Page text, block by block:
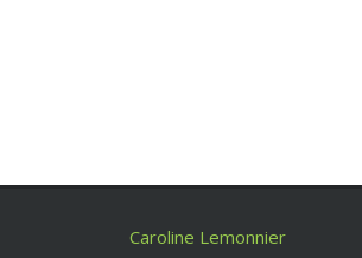
Caroline Lemonnier